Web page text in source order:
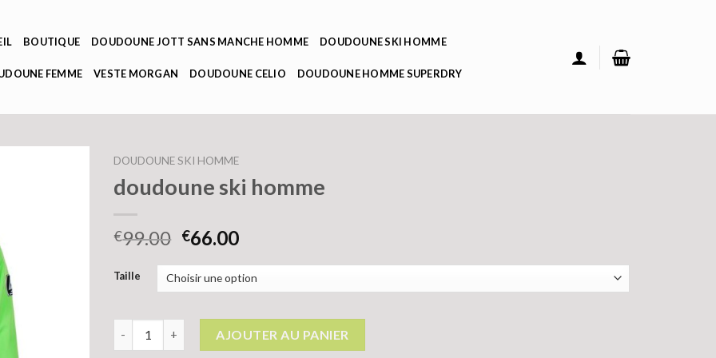
BOUTIQUE DOUDOUNE JOTT SANS MANCHE HOMME DOUDOUNE SKI HOMME
FEMME VESTE MORGAN DOUDOUNE CELIO DOUDOUNE HOMME SUPERDRY
DOUDOUNE SKI HOMME
doudoune ski homme
€99.00 €66.00
Taille
AJOUTER AU PANIER